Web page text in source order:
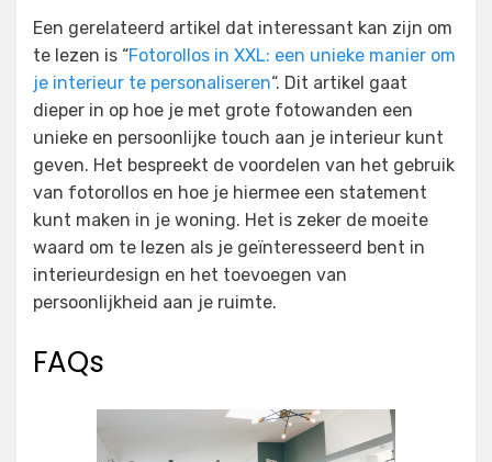
Een gerelateerd artikel dat interessant kan zijn om
te lezen is “Fotorollos in XXL: een unieke manier om
je interieur te personaliseren“. Dit artikel gaat
dieper in op hoe je met grote fotowanden een
unieke en persoonlijke touch aan je interieur kunt
geven. Het bespreekt de voordelen van het gebruik
van fotorollos en hoe je hiermee een statement
kunt maken in je woning. Het is zeker de moeite
waard om te lezen als je geïnteresseerd bent in
interieurdesign en het toevoegen van
persoonlijkheid aan je ruimte.
FAQs